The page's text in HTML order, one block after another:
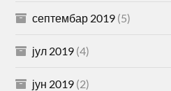
септембар 2019 (5)
јул 2019 (4)
јун 2019 (2)